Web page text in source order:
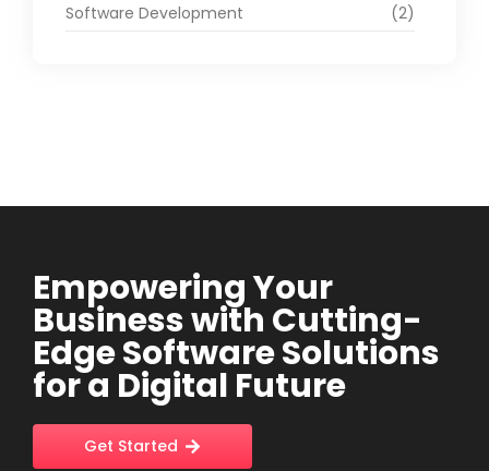
Software Development
(2)
Empowering Your
Business with Cutting-
Edge Software Solutions
for a Digital Future
Get Started